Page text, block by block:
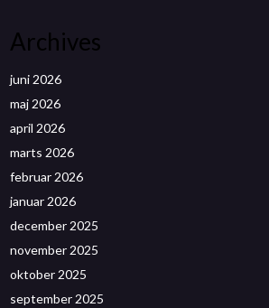
Archives
juni 2026
maj 2026
april 2026
marts 2026
februar 2026
januar 2026
december 2025
november 2025
oktober 2025
september 2025